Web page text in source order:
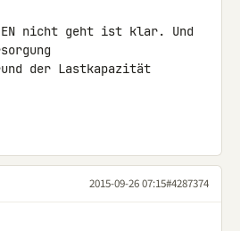
nicht geht ist klar. Und
der Lastkapazität
2015-09-26 07:15#4287374